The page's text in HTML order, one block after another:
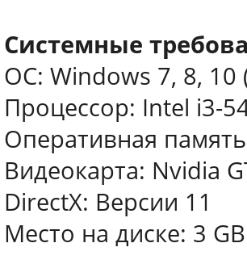
Системные
ОС: Windows 7, 8, 10
Процессор: Intel i3-
Оперативная
Видеокарта: Nvidia
DirectX: Версии 11
Место на диске: 3 GB